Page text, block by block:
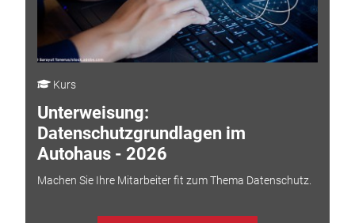
Kurs
Unterweisung:
Datenschutzgrundlagen im
Autohaus - 2026
Machen Sie Ihre Mitarbeiter fit zum Thema Datenschutz.